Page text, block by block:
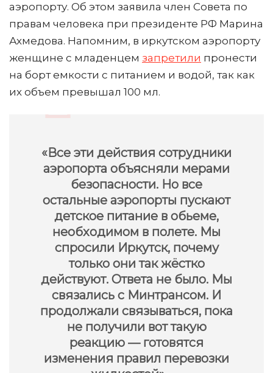
аэропорту. Об этом заявила член Совета по
правам человека при президенте РФ Марина
Ахмедова. Напомним, в иркутском аэропорту
женщине с младенцем запретили пронести
на борт емкости с питанием и водой, так как
их объем превышал 100 мл.
«Все эти действия сотрудники
аэропорта объясняли мерами
безопасности. Но все
остальные аэропорты пускают
детское питание в обьеме,
необходимом в полете. Мы
спросили Иркутск, почему
только они так жёстко
действуют. Ответа не было. Мы
связались с Минтрансом. И
продолжали связываться, пока
не получили вот такую
реакцию — готовятся
изменения правил перевозки